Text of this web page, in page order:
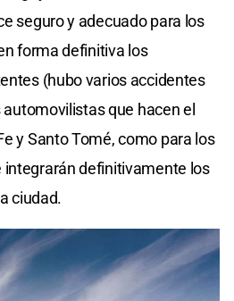
seguro y adecuado para los
forma definitiva los
(hubo varios accidentes
que hacen el
y Santo Tomé, como para los
integrarán definitivamente los
ciudad.